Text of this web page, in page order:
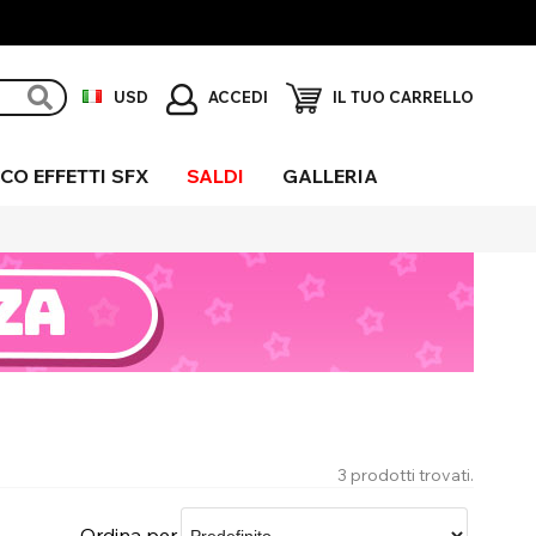
USD ACCEDI IL TUO CARRELLO
UV
Sclera
EFFETTI SFX SALDI GALLERIA
3 prodotti trovati.